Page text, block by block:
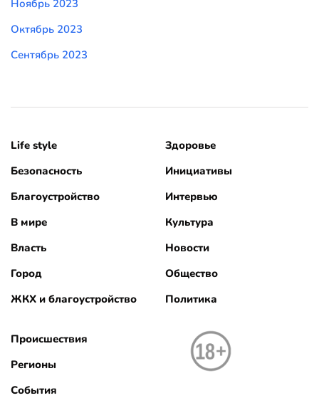
Ноябрь 2023
Октябрь 2023
Сентябрь 2023
Life style
Безопасность
Благоустройство
В мире
Власть
Город
ЖКХ и благоустройство
Здоровье
Инициативы
Интервью
Культура
Новости
Общество
Политика
Происшествия
Регионы
События